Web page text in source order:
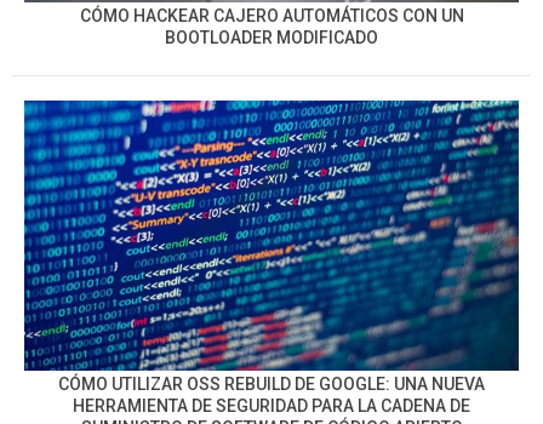
CÓMO HACKEAR CAJERO AUTOMÁTICOS CON UN
BOOTLOADER MODIFICADO
CÓMO UTILIZAR OSS REBUILD DE GOOGLE: UNA NUEVA
HERRAMIENTA DE SEGURIDAD PARA LA CADENA DE